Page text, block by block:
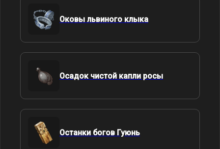
Оковы львиного клыка
Осадок чистой капли росы
Останки богов Гуюнь